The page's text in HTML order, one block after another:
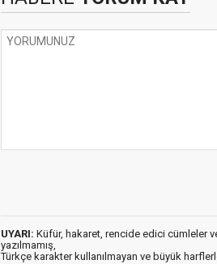
UYARI: Küfür, hakaret, rencide edici cümleler
yazılmamış,
Türkçe karakter kullanılmayan ve büyük